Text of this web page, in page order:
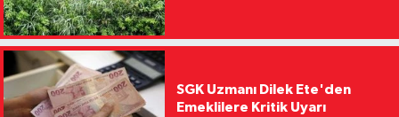
SGK Uzmanı Dilek Ete'den
Emeklilere Kritik Uyarı